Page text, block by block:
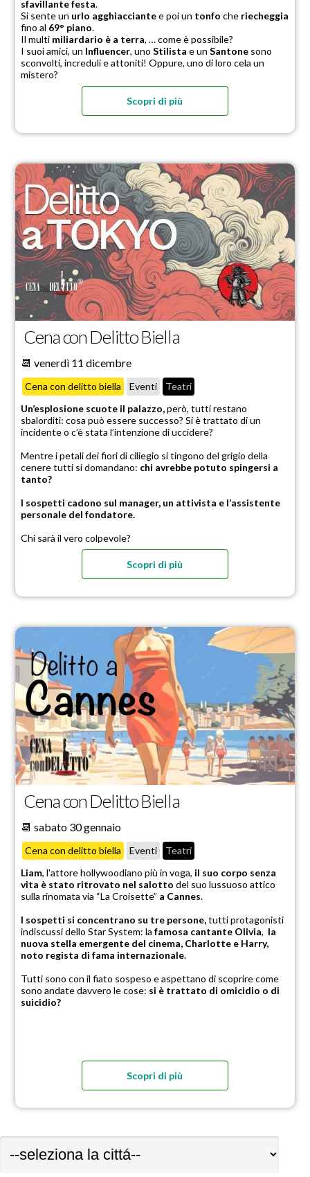
sfavillante festa.
Si sente un urlo agghiacciantee poi un tonfo che riecheggia
fino al 69° piano.
Il multi miliardario è a terra, … come è possibile?
I suoi amici, un Influencer, uno Stilista e un Santone sono
sconvolti, increduli e attoniti! Oppure, uno di loro cela un
mistero?
Scopri di più
Cena con Delitto Biella
📆 venerdì 11 dicembre
Cena con delitto biella Eventi
Teatri
Un’esplosione scuote il palazzo,però, tutti restano
sbalorditi: cosa può essere successo? Si è trattato di un
incidente o c’è stata l’intenzione di uccidere?
Mentre i petali dei fiori di ciliegio si tingono del grigio della
cenere tutti si domandano: chi avrebbe potuto spingersi a
tanto?
I sospetti cadono sul manager, un attivista e l’assistente
personale del fondatore.
Chi sarà il vero colpevole?
Scopri di più
Cena con Delitto Biella
📆 sabato 30 gennaio
Cena con delitto biella Eventi
Teatri
Liam, l'attore hollywoodiano più in voga, il suo corpo senza
vita è stato ritrovato nel salotto del suo lussuoso attico
sulla rinomata via “La Croisette” a Cannes.
I sospetti si concentrano su tre persone,tutti protagonisti
indiscussi dello Star System: la famosa cantante Olivia, la
nuova stella emergente del cinema, Charlotte e Harry,
noto regista di fama internazionale.
Tutti sono con il fiato sospeso e aspettano di scoprire come
sono andate davvero le cose: si è trattato di omicidio o di
suicidio?
Scopri di più